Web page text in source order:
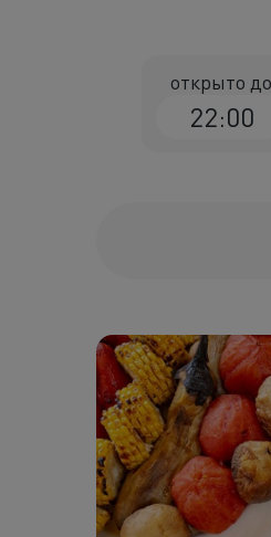
открыто до
22:00